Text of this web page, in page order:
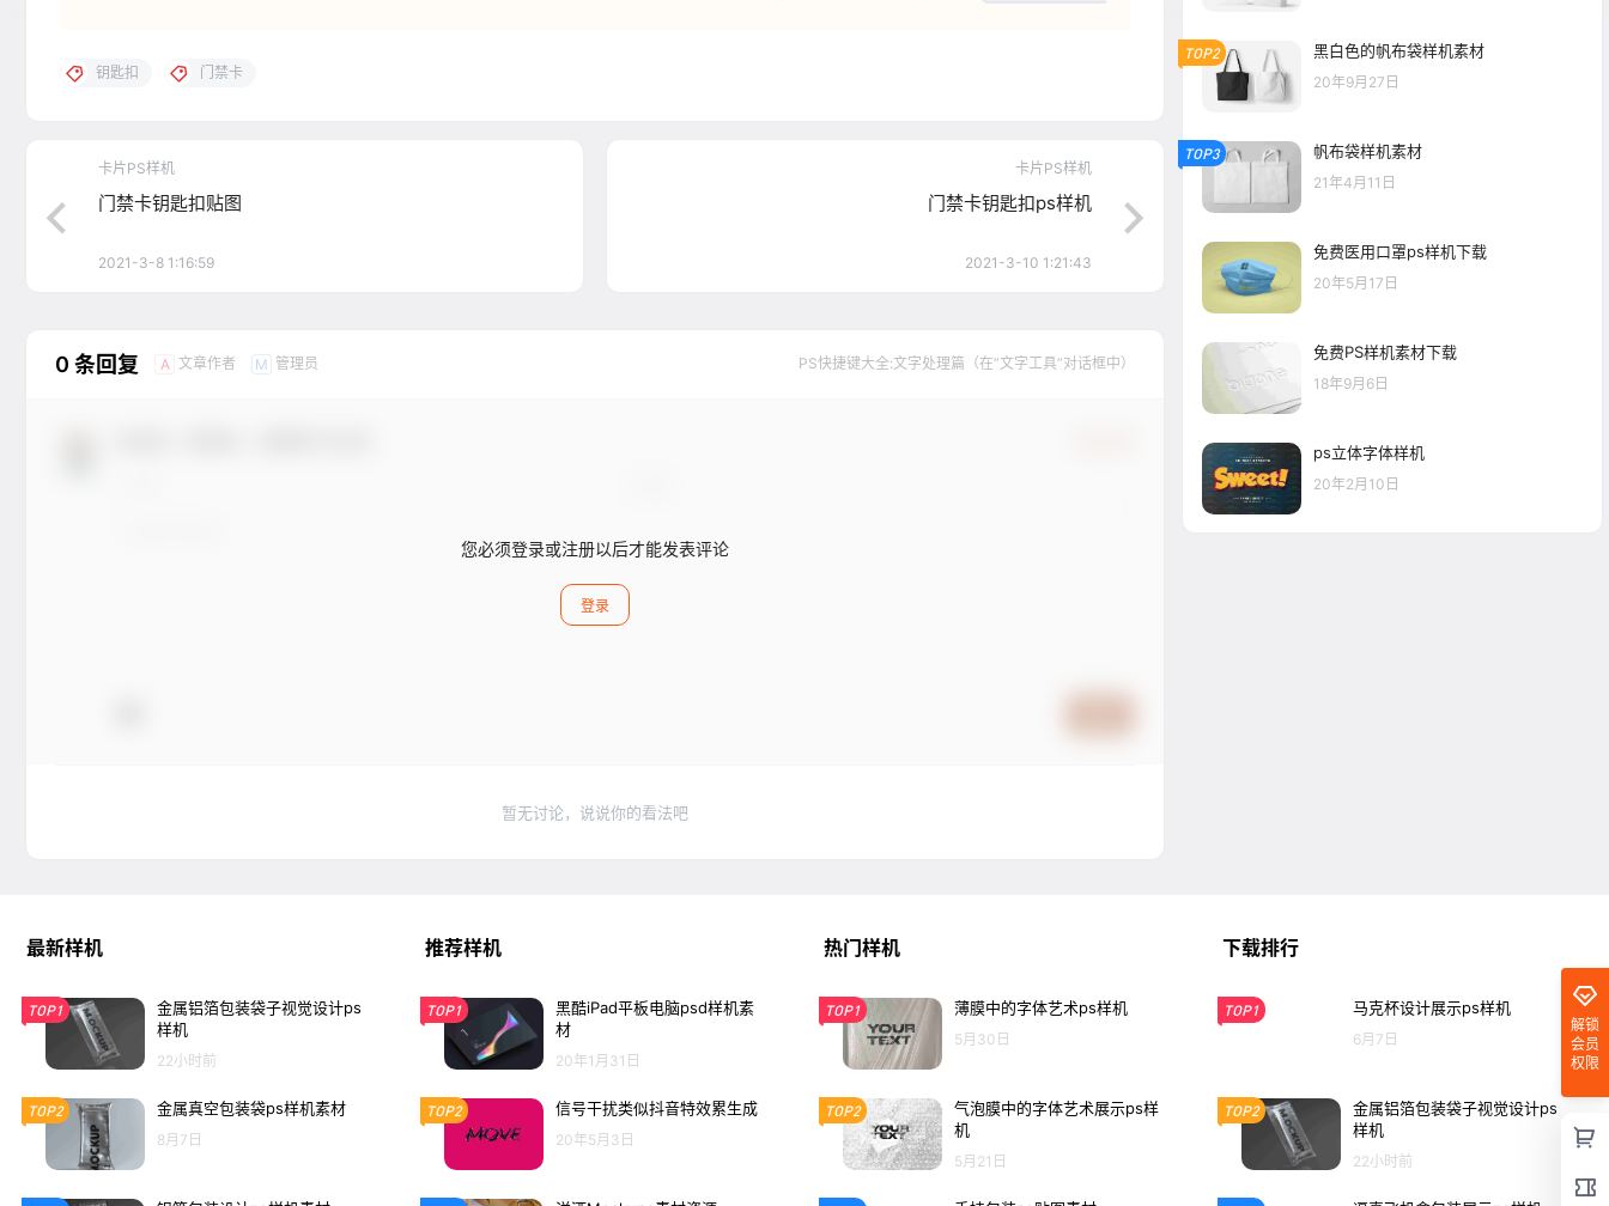
钥匙扣 门禁卡
卡片PS样机
门禁卡钥匙扣贴图
2021-3-8 1:16:59
卡片PS样机
门禁卡钥匙扣ps样机
2021-3-10 1:21:43
0 条回复 A 文章作者 M 管理员 PS快捷键大全:文字处理篇（在”文字工具”对话框中）
您必须登录或注册以后才能发表评论
登录
暂无讨论，说说你的看法吧
TOP2 黑白色的帆布袋样机素材
20年9月27日
TOP3 帆布袋样机素材
21年4月11日
免费医用口罩ps样机下载
20年5月17日
免费PS样机素材下载
18年9月6日
ps立体字体样机
20年2月10日
解锁
会员
权限
最新样机
TOP1
金属铝箔包装袋子视觉设计ps
样机
22小时前
TOP2 金属真空包装袋ps样机素材
8月7日
推荐样机
TOP1
黑酷iPad平板电脑psd样机素
材
20年1月31日
TOP2 信号干扰类似抖音特效累生成
20年5月3日
热门样机
TOP1 薄膜中的字体艺术ps样机
5月30日
TOP2
气泡膜中的字体艺术展示ps样
机
5月21日
下载排行
TOP1 马克杯设计展示ps样机
6月7日
TOP2
金属铝箔包装袋子视觉设计ps
样机
22小时前